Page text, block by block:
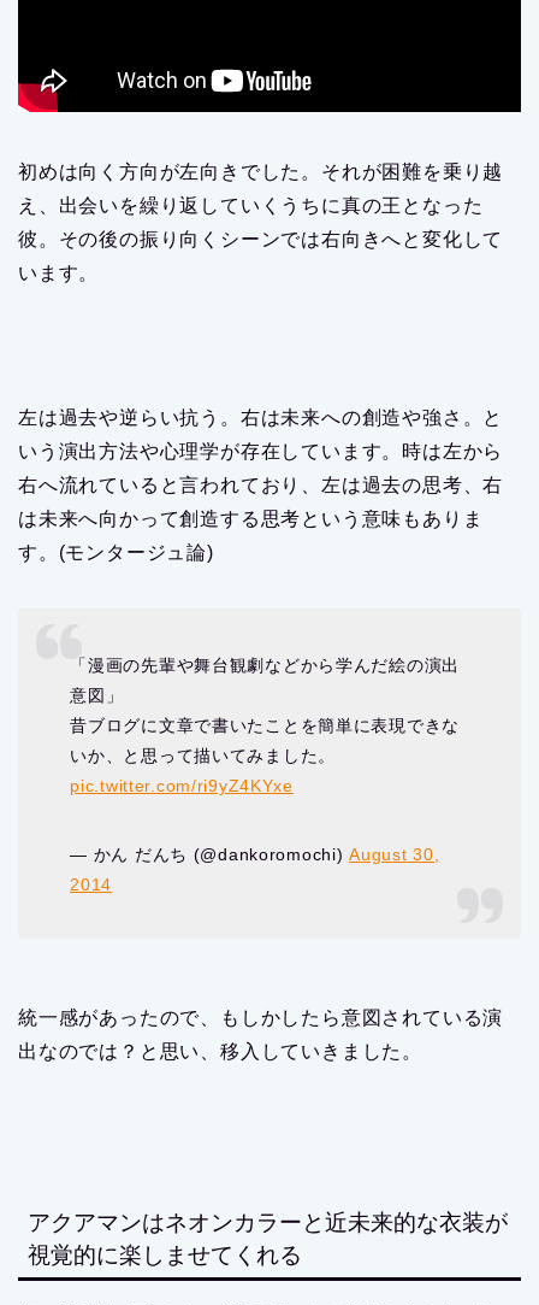
初めは向く方向が左向きでした。それが困難を乗り越
え、出会いを繰り返していくうちに真の王となった
彼。その後の振り向くシーンでは右向きへと変化して
います。
左は過去や逆らい抗う。右は未来への創造や強さ。と
いう演出方法や心理学が存在しています。時は左から
右へ流れていると言われており、左は過去の思考、右
は未来へ向かって創造する思考という意味もありま
す。(モンタージュ論)
「漫画の先輩や舞台観劇などから学んだ絵の演出
意図」
昔ブログに文章で書いたことを簡単に表現できな
いか、と思って描いてみました。
pic.twitter.com/ri9yZ4KYxe
— かん だんち (@dankoromochi)August 30,
2014
統一感があったので、もしかしたら意図されている演
出なのでは？と思い、移入していきました。
アクアマンはネオンカラーと近未来的な衣装が
視覚的に楽しませてくれる